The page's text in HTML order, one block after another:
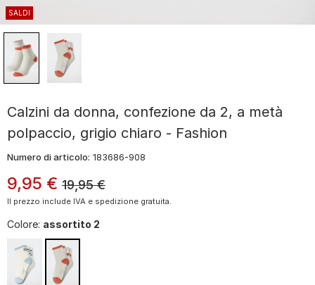
SALDI
Calzini da donna, confezione da 2, a metà
polpaccio, grigio chiaro - Fashion
Numero di articolo: 183686-908
9,95 € 19,95 €
Il prezzo include IVA e spedizione gratuita.
Colore: assortito 2